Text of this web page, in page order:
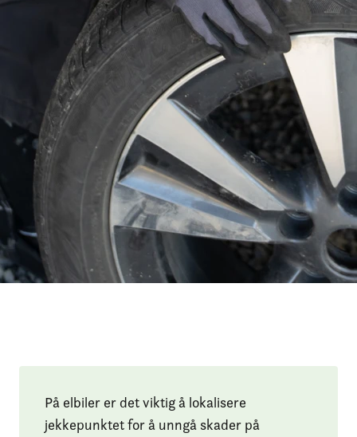
På elbiler er det viktig å lokalisere
jekkepunktet for å unngå skader på